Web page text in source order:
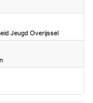
Jeugd Overijssel